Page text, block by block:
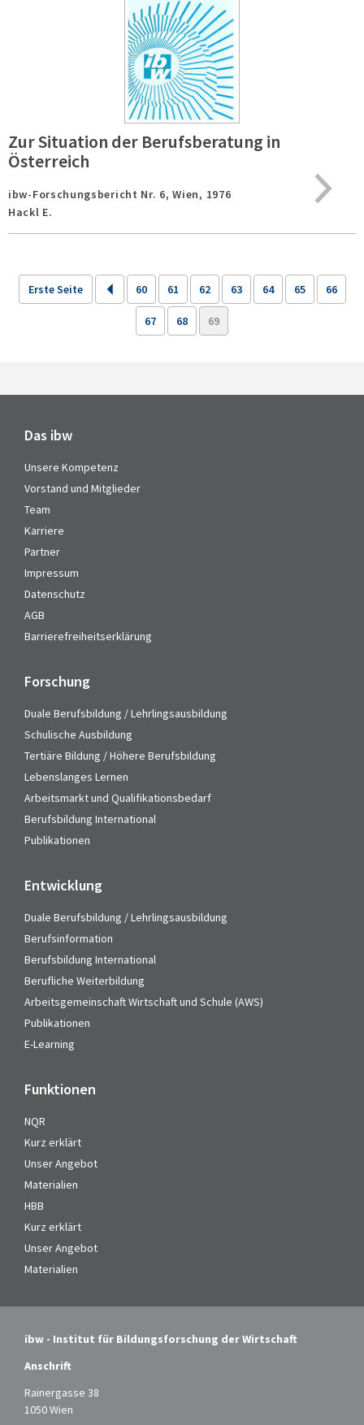
Zur Situation der Berufsberatung in
Österreich
ibw-Forschungsbericht Nr. 6,Wien, 1976
Hackl E.
Erste Seite 60 61 62 63 64 65 66
67 68 69
Das ibw
Unsere Kompetenz
Vorstand und Mitglieder
Team
Karriere
Partner
Impressum
Datenschutz
AGB
Barrierefreiheitserklärung
Forschung
Duale Berufsbildung / Lehrlingsausbildung
Schulische Ausbildung
Tertiäre Bildung / Höhere Berufsbildung
Lebenslanges Lernen
Arbeitsmarkt und Qualifikationsbedarf
Berufsbildung International
Publikationen
Entwicklung
Duale Berufsbildung / Lehrlingsausbildung
Berufsinformation
Berufsbildung International
Berufliche Weiterbildung
Arbeitsgemeinschaft Wirtschaft und Schule (AWS)
Publikationen
E-Learning
Funktionen
NQR
Kurz erklärt
Unser Angebot
Materialien
HBB
Kurz erklärt
Unser Angebot
Materialien
ibw - Institut für Bildungsforschung der Wirtschaft
Anschrift
Rainergasse 38
1050 Wien